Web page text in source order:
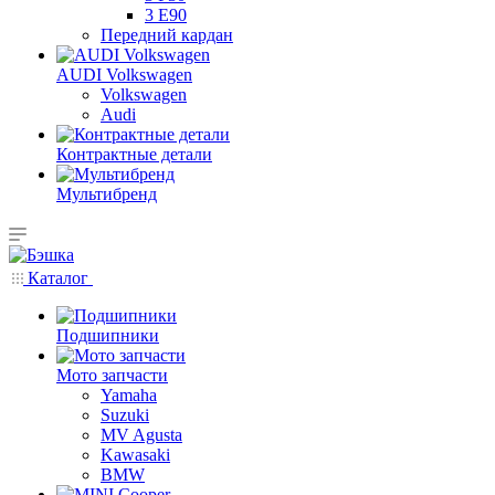
3 E90
Передний кардан
AUDI Volkswagen
Volkswagen
Audi
Контрактные детали
Мультибренд
Каталог
Подшипники
Мото запчасти
Yamaha
Suzuki
MV Agusta
Kawasaki
BMW